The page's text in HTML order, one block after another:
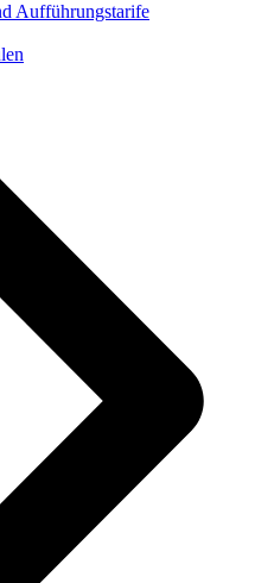
Aufführungstarife